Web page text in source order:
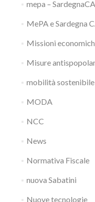
mepa –
MePA e Sardegna
Missioni
Misure
mobilità sostenibile
MODA
NCC
News
Normativa Fiscale
nuova Sabatini
Nuove tecnologie